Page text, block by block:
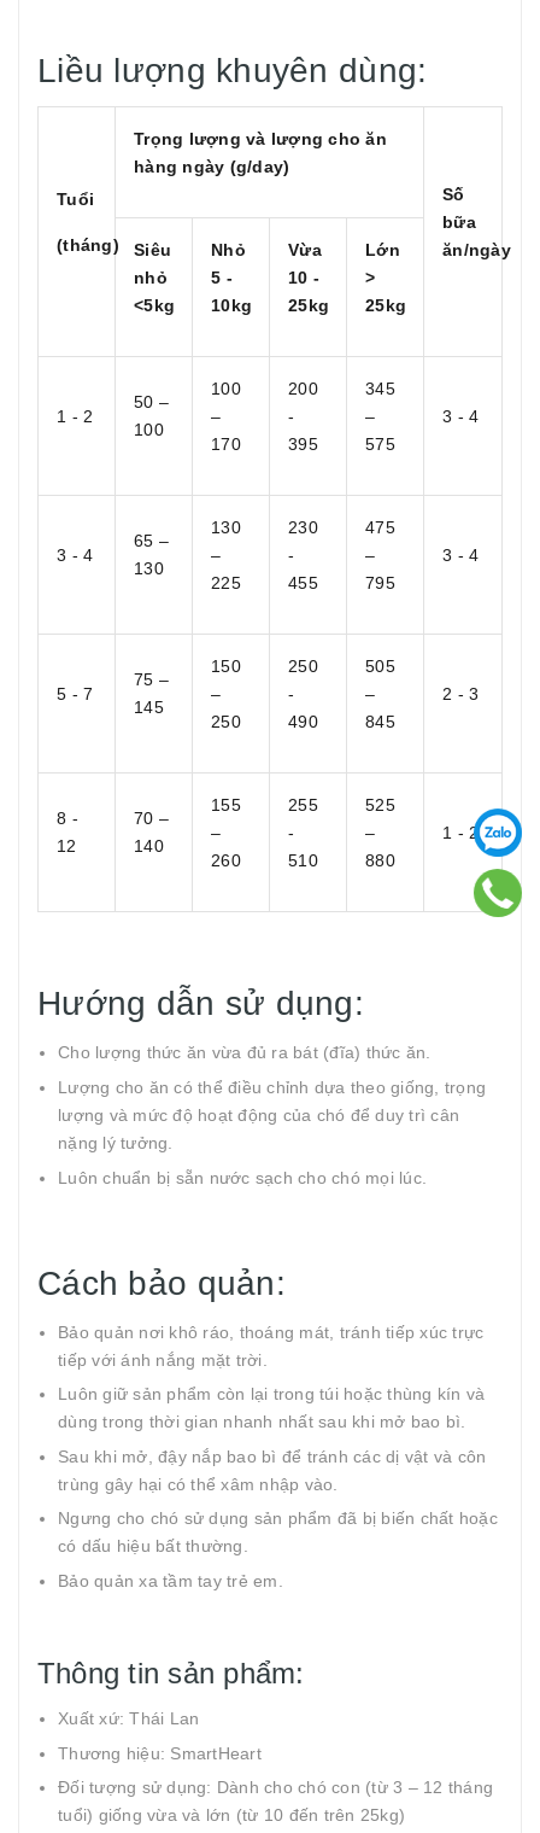
Liều lượng khuyên dùng:
Tuổi
(tháng)
Trọng lượng và lượng cho ăn
hàng ngày (g/day)
Số
bữa
ăn/ngày
Siêu
nhỏ
<5kg
Nhỏ
5 -
10kg
Vừa
10 -
25kg
Lớn
>
25kg
1 - 2
50 –
100
100
–
170
200
-
395
345
–
575
3 - 4
3 - 4
65 –
130
130
–
225
230
-
455
475
–
795
3 - 4
5 - 7
75 –
145
150
–
250
250
-
490
505
–
845
2 - 3
8 -
12
70 –
140
155
–
260
255
-
510
525
–
880
1 - 2
Hướng dẫn sử dụng:
Cho lượng thức ăn vừa đủ ra bát (đĩa) thức ăn.
Lượng cho ăn có thể điều chỉnh dựa theo giống, trọng
lượng và mức độ hoạt động của chó để duy trì cân
nặng lý tưởng.
Luôn chuẩn bị sẵn nước sạch cho chó mọi lúc.
Cách bảo quản:
Bảo quản nơi khô ráo, thoáng mát, tránh tiếp xúc trực
tiếp với ánh nắng mặt trời.
Luôn giữ sản phẩm còn lại trong túi hoặc thùng kín và
dùng trong thời gian nhanh nhất sau khi mở bao bì.
Sau khi mở, đậy nắp bao bì để tránh các dị vật và côn
trùng gây hại có thể xâm nhập vào.
Ngưng cho chó sử dụng sản phẩm đã bị biến chất hoặc
có dấu hiệu bất thường.
Bảo quản xa tầm tay trẻ em.
Thông tin sản phẩm:
Xuất xứ: Thái Lan
Thương hiệu: SmartHeart
Đối tượng sử dụng: Dành cho chó con (từ 3 – 12 tháng
tuổi) giống vừa và lớn (từ 10 đến trên 25kg)